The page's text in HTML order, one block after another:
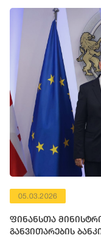
05.03.2026
ფინანსთა
განვითარების